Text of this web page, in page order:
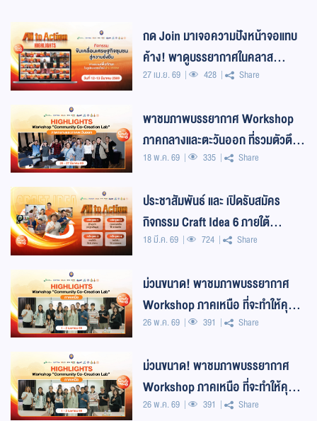
กด Join มาเจอความปังหน้าจอแทบ
ค้าง! พาดูบรรยากาศในคลาส
ออนไลน์ ZOOM Workshop บอก
27 เม.ย. 69 428 Share
พาชมภาพบรรยากาศ Workshop
ภาคกลางและตะวันออก ที่รวมตัวตึง
วงการ พลังความล้ำเต็มสิบไม่หัก
18 พ.ค. 69 335 Share
ประชาสัมพันธ์ และ เปิดรับสมัคร
กิจกรรม Craft Idea 6 ภายใต้
โครงการ ELDC โดย สำนักงาน
18 มี.ค. 69 724 Share
ม่วนขนาด! พาชมภาพบรรยากาศ
Workshop ภาคเหนือ ที่จะทำให้คุณรู้
ว่า... คนเหนือเขาสร้างสรรค์กันขนาด
26 พ.ค. 69 391 Share
ม่วนขนาด! พาชมภาพบรรยากาศ
Workshop ภาคเหนือ ที่จะทำให้คุณรู้
ว่า... คนเหนือเขาสร้างสรรค์กันขนาด
26 พ.ค. 69 391 Share